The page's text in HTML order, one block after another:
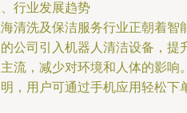
行业发展趋势
清洗及保洁服务行业正朝着智
公司引入机器人清洁设备，提
流，减少对环境和人体的影响
，用户可通过手机应用轻松下